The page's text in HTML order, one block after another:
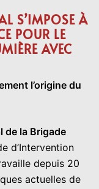
S’IMPOSE À
POUR LE
AVEC
l’origine du
de la Brigade
d’Intervention
depuis 20
actuelles de